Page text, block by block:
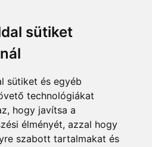
sütiket
sütiket és egyéb
technológiákat
hogy javítsa a
élményét, azzal hogy
szabott tartalmakat és
íze
600 Ft-tól
fizetési módok